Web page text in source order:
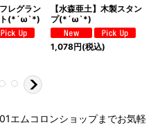
レグラン
ト(*´ω`*)
【水森亜土】木製スタン
プ(*´ω`*)
1,078円(税込)
エムコロンショップまでお気軽